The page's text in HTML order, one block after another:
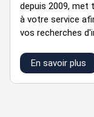
Sanitaires privés
Vitrine
Prix de vente :
Montant de la taxe
depuis 2009,
à votre service
vos recherches
En savoir plus